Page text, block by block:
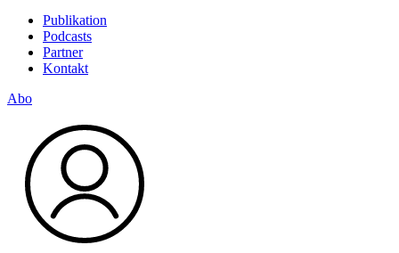
Publikation
Podcasts
Partner
Kontakt
Abo